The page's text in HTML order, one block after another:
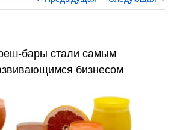
бары стали самым
бизнесом